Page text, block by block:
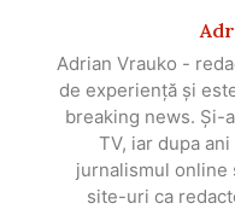
Adrian Vrauko -
de experiență și
breaking news. Și-
TV, iar dupa
jurnalismul online
site-uri ca